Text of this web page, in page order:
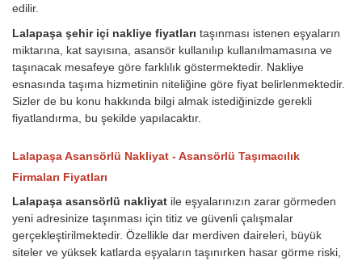
edilir.
Lalapaşa şehir içi nakliye fiyatları taşınması istenen eşyaların
miktarına, kat sayısına, asansör kullanılıp kullanılmamasına ve
taşınacak mesafeye göre farklılık göstermektedir. Nakliye
esnasında taşıma hizmetinin niteliğine göre fiyat belirlenmektedir.
Sizler de bu konu hakkında bilgi almak istediğinizde gerekli
fiyatlandırma, bu şekilde yapılacaktır.
Lalapaşa Asansörlü Nakliyat - Asansörlü Taşımacılık
Firmaları Fiyatları
Lalapaşa asansörlü nakliyat ile eşyalarınızın zarar görmeden
yeni adresinize taşınması için titiz ve güvenli çalışmalar
gerçekleştirilmektedir. Özellikle dar merdiven daireleri, büyük
siteler ve yüksek katlarda eşyaların taşınırken hasar görme riski,